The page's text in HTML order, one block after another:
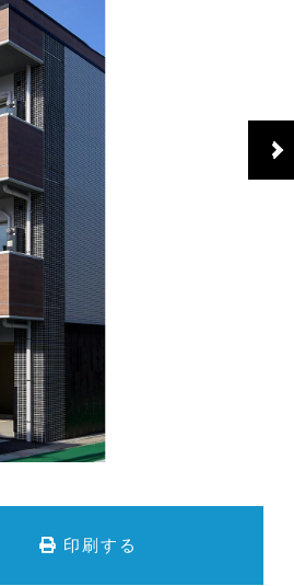
印刷する